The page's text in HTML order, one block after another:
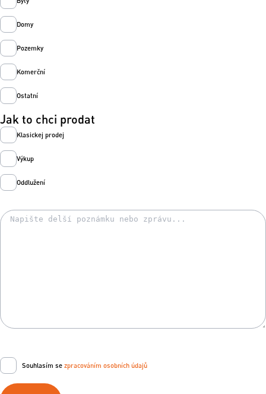
Domy
Pozemky
Komerční
Ostatní
Jak to chci prodat
Klasickej prodej
Výkup
Oddlužení
Souhlasím se zpracováním osobních údajů